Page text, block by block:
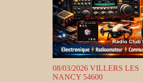
08/03/2026 VILLERS LES
NANCY 54600